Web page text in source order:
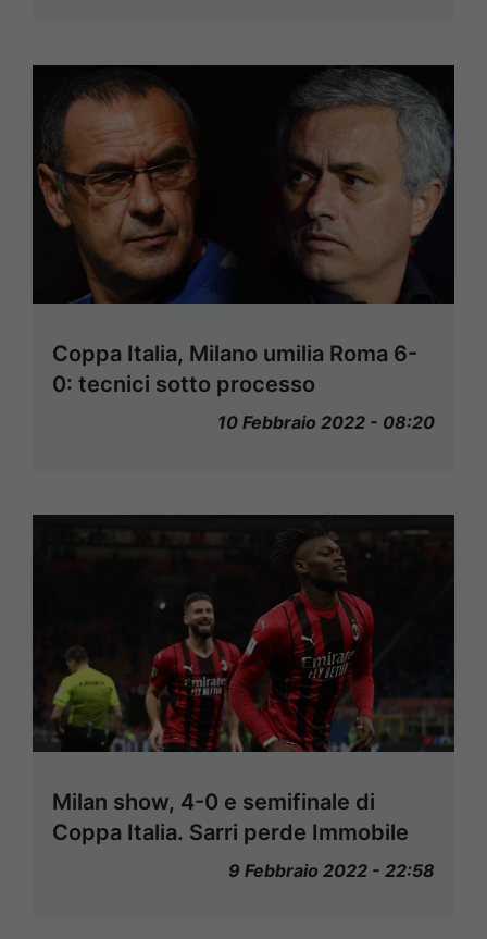
Coppa Italia, Milano umilia Roma 6-
0: tecnici sotto processo
10 Febbraio 2022 - 08:20
Milan show, 4-0 e semifinale di
Coppa Italia. Sarri perde Immobile
9 Febbraio 2022 - 22:58